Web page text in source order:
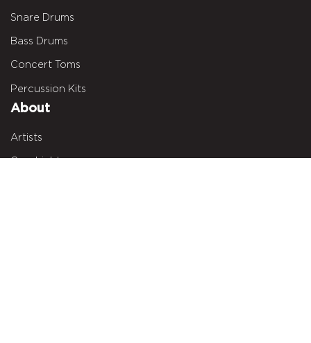
Snare Drums
Bass Drums
Concert Toms
Percussion Kits
About
Artists
Geschichte